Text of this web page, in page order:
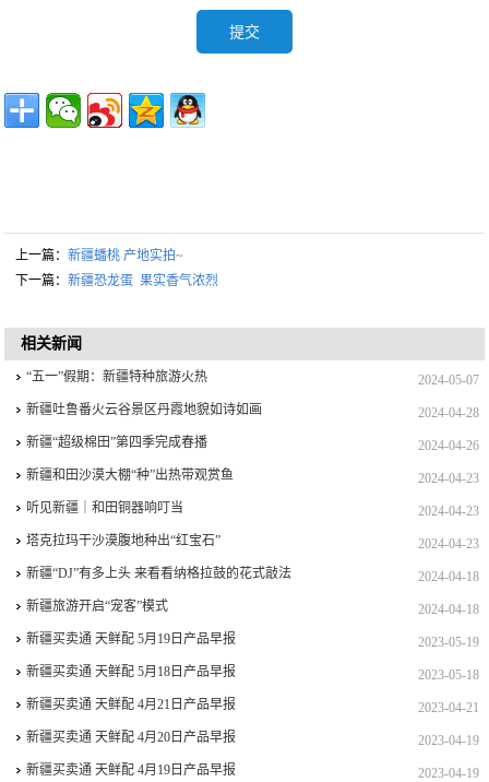
上一篇：新疆蟠桃 产地实拍~
下一篇：新疆恐龙蛋 果实香气浓烈
相关新闻
2024-05-07
“五一”假期：新疆特种旅游火热
2024-04-28
新疆吐鲁番火云谷景区丹霞地貌如诗如画
2024-04-26
新疆“超级棉田”第四季完成春播
2024-04-23
新疆和田沙漠大棚“种”出热带观赏鱼
2024-04-23
听见新疆｜和田铜器响叮当
2024-04-23
塔克拉玛干沙漠腹地种出“红宝石”
2024-04-18
新疆“DJ”有多上头 来看看纳格拉鼓的花式敲法
2024-04-18
新疆旅游开启“宠客”模式
2023-05-19
新疆买卖通 天鲜配 5月19日产品早报
2023-05-18
新疆买卖通 天鲜配 5月18日产品早报
2023-04-21
新疆买卖通 天鲜配 4月21日产品早报
2023-04-19
新疆买卖通 天鲜配 4月20日产品早报
2023-04-19
新疆买卖通 天鲜配 4月19日产品早报